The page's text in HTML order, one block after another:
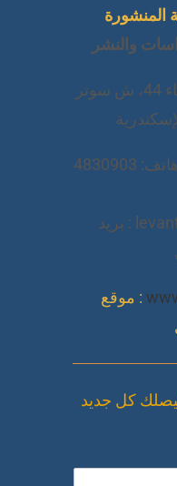
المنشورة
والنشر
موبايل: 01114391600 هاتف: 4830903
levant.egsy@gmail.com : بريد
: موقع
كل جديد